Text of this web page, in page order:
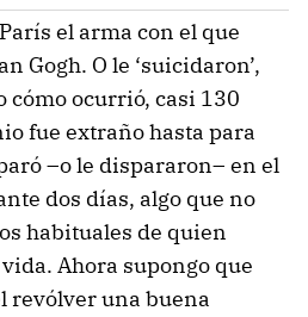
el arma con el que
Gogh. O le ‘suicidaron’,
cómo ocurrió, casi 130
fue extraño hasta para
–o le dispararon– en el
dos días, algo que no
habituales de quien
Ahora supongo que
revólver una buena